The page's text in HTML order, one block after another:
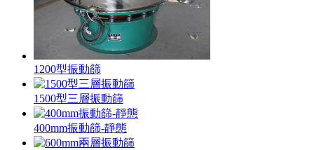
1200型振動篩
1500型三層振動篩
400mm振動篩-靜態